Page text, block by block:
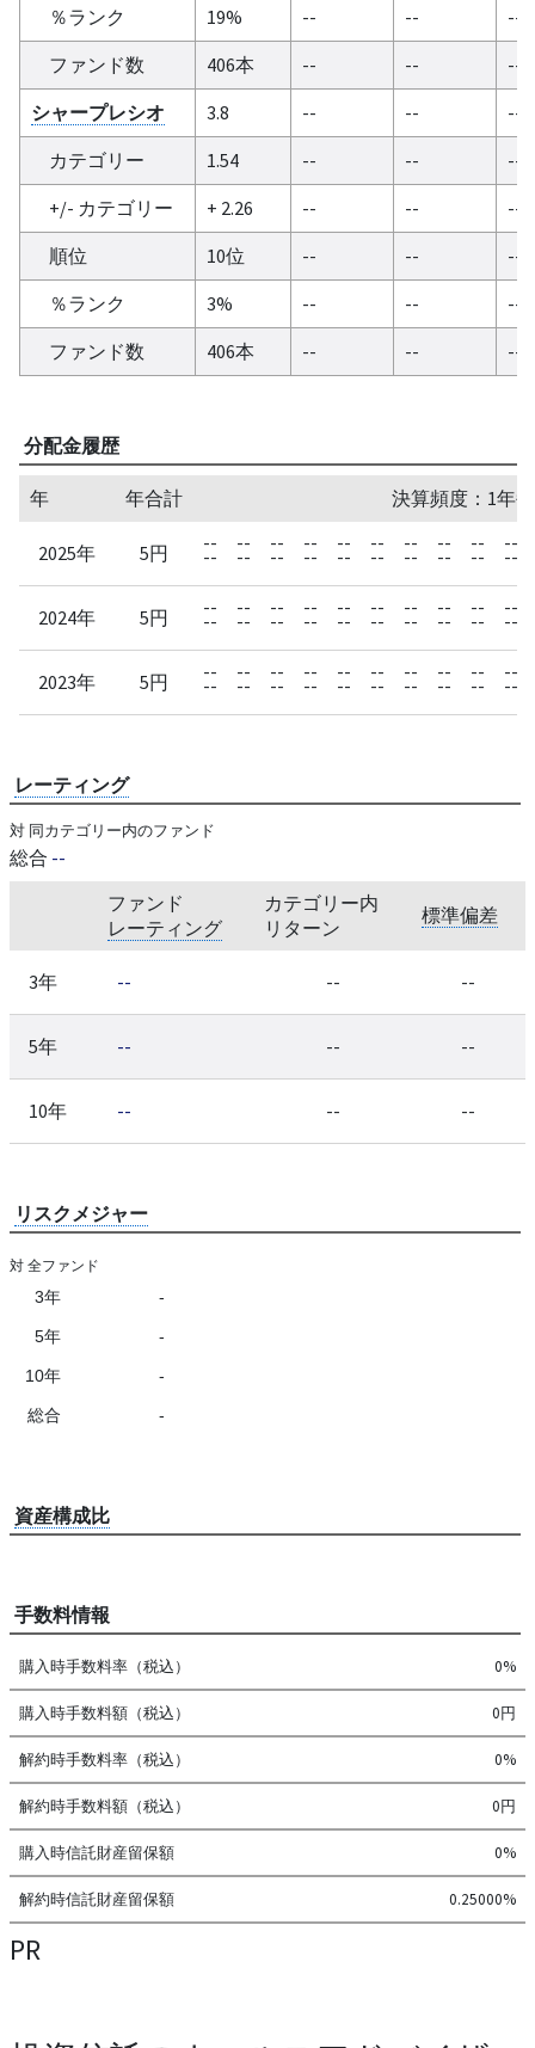
％ランク 19% -- --
--
ファンド数
406本 -- --
--
シャープレシオ
3.8 -- --
--
カテゴリー
1.54 -- --
--
+/- カテゴリー
+ 2.26 -- --
--
順位
10位 -- --
--
％ランク
3% -- --
--
ファンド数
406本 -- -- --
分配金履歴
年 年合計 決算頻度：1年
2025年 5円 --
--
--
--
--
--
--
--
--
--
--
--
--
--
--
--
--
--
--
--
2024年 5円 --
--
--
--
--
--
--
--
--
--
--
--
--
--
--
--
--
--
--
--
2023年 5円 --
--
--
--
--
--
--
--
--
--
--
--
--
--
--
--
--
--
--
--
レーティング
対 同カテゴリー内のファンド
総合 --
ファンド
レーティング
カテゴリー内
リターン
標準偏差
3年 -- -- --
5年 -- -- --
10年 -- -- --
リスクメジャー
対 全ファンド
3年 -
5年 -
10年 -
総合 -
資産構成比
手数料情報
購入時手数料率（税込） 0%
購入時手数料額（税込） 0円
解約時手数料率（税込） 0%
解約時手数料額（税込） 0円
購入時信託財産留保額 0%
解約時信託財産留保額 0.25000%
PR